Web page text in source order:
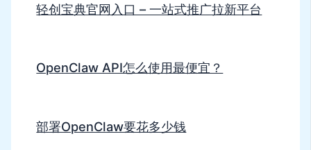
轻创宝典官网入口 – 一站式推广拉新平台
OpenClaw API怎么使用最便宜？
部署OpenClaw要花多少钱